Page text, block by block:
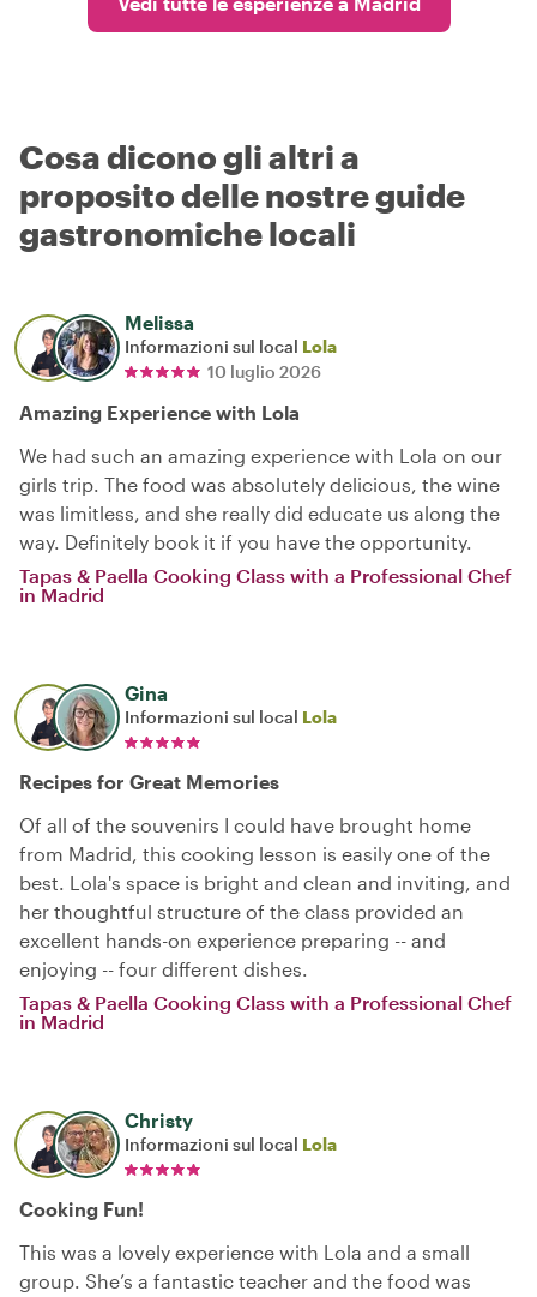
Cosa dicono gli altri a
proposito delle nostre guide
gastronomiche locali
Melissa
Informazioni sul local Lola
10 luglio 2026
Amazing Experience with Lola
We had such an amazing experience with Lola on our
girls trip. The food was absolutely delicious, the wine
was limitless, and she really did educate us along the
way. Definitely book it if you have the opportunity.
Tapas & Paella Cooking Class with a Professional Chef
in Madrid
Gina
Informazioni sul local Lola
Recipes for Great Memories
Of all of the souvenirs I could have brought home
from Madrid, this cooking lesson is easily one of the
best. Lola's space is bright and clean and inviting, and
her thoughtful structure of the class provided an
excellent hands-on experience preparing -- and
enjoying -- four different dishes.
Tapas & Paella Cooking Class with a Professional Chef
in Madrid
Christy
Informazioni sul local Lola
Cooking Fun!
This was a lovely experience with Lola and a small
group. She’s a fantastic teacher and the food was